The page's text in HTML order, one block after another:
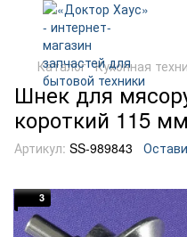
Каталог Кухонная
Шнек для
короткий 115
Артикул: SS-989843
3